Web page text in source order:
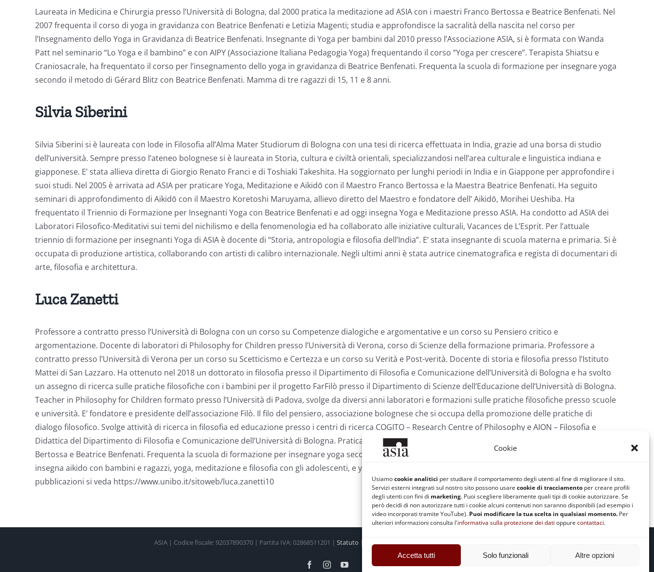
Cookie
Usiamocookie analitici per studiare il comportamento degli utenti al fine di migliorare il sito.
Servizi esterni integrati sul nostro sito possono usare cookie di tracciamento per creare profili
degli utenti con fini di marketing. Puoi scegliere liberamente quali tipi di cookie autorizzare. Se
però decidi di non autorizzare tutti i cookie alcuni contenuti non saranno disponibili (ad esempio i
video incorporati tramite YouTube). Puoi modificare la tua scelta in qualsiasi momento. Per
ulteriori informazioni consulta l'informativa sulla protezione dei dati oppure contattaci.
Accetta tutti Solo funzionali Altre opzioni
Laureata in Medicina e Chirurgia presso l’Università di Bologna, dal 2000 pratica la meditazione ad ASIA con i maestri Franco Bertossa e Beatrice Benfenati. Nel
2007 frequenta il corso di yoga in gravidanza con Beatrice Benfenati e Letizia Magenti; studia e approfondisce la sacralità della nascita nel corso per
l’Insegnamento dello Yoga in Gravidanza di Beatrice Benfenati. Insegnante di Yoga per bambini dal 2010 presso l’Associazione ASIA, si è formata con Wanda
Patt nel seminario “Lo Yoga e il bambino” e con AIPY (Associazione Italiana Pedagogia Yoga) frequentando il corso “Yoga per crescere”. Terapista Shiatsu e
Craniosacrale, ha frequentato il corso per l’insegnamento dello yoga in gravidanza di Beatrice Benfenati. Frequenta la scuola di formazione per insegnare yoga
secondo il metodo di Gérard Blitz con Beatrice Benfenati. Mamma di tre ragazzi di 15, 11 e 8 anni.
Silvia Siberini
Silvia Siberini si è laureata con lode in Filosofia all’Alma Mater Studiorum di Bologna con una tesi di ricerca effettuata in India, grazie ad una borsa di studio
dell’università. Sempre presso l’ateneo bolognese si è laureata in Storia, cultura e civiltà orientali, specializzandosi nell’area culturale e linguistica indiana e
giapponese. E’ stata allieva diretta di Giorgio Renato Franci e di Toshiaki Takeshita. Ha soggiornato per lunghi periodi in India e in Giappone per approfondire i
suoi studi. Nel 2005 è arrivata ad ASIA per praticare Yoga, Meditazione e Aikidō con il Maestro Franco Bertossa e la Maestra Beatrice Benfenati. Ha seguito
seminari di approfondimento di Aikidō con il Maestro Koretoshi Maruyama, allievo diretto del Maestro e fondatore dell’ Aikidō, Morihei Ueshiba. Ha
frequentato il Triennio di Formazione per Insegnanti Yoga con Beatrice Benfenati e ad oggi insegna Yoga e Meditazione presso ASIA. Ha condotto ad ASIA dei
Laboratori Filosofico-Meditativi sui temi del nichilismo e della fenomenologia ed ha collaborato alle iniziative culturali, Vacances de L’Esprit. Per l’attuale
triennio di formazione per insegnanti Yoga di ASIA è docente di “Storia, antropologia e filosofia dell’India”. E’ stata insegnante di scuola materna e primaria. Si è
occupata di produzione artistica, collaborando con artisti di calibro internazionale. Negli ultimi anni è stata autrice cinematografica e regista di documentari di
arte, filosofia e architettura.
Luca Zanetti
Professore a contratto presso l’Università di Bologna con un corso su Competenze dialogiche e argomentative e un corso su Pensiero critico e
argomentazione. Docente di laboratori di Philosophy for Children presso l’Università di Verona, corso di Scienze della formazione primaria. Professore a
contratto presso l’Università di Verona per un corso su Scetticismo e Certezza e un corso su Verità e Post-verità. Docente di storia e filosofia presso l’Istituto
Mattei di San Lazzaro. Ha ottenuto nel 2018 un dottorato in filosofia presso il Dipartimento di Filosofia e Comunicazione dell’Università di Bologna e ha svolto
un assegno di ricerca sulle pratiche filosofiche con i bambini per il progetto FarFilò presso il Dipartimento di Scienze dell’Educazione dell’Università di Bologna.
Teacher in Philosophy for Children formato presso l’Università di Padova, svolge da diversi anni laboratori e formazioni sulle pratiche filosofiche presso scuole
e università. E’ fondatore e presidente dell’associazione Filò. Il filo del pensiero, associazione bolognese che si occupa della promozione delle pratiche di
dialogo filosofico. Svolge attività di ricerca in filosofia ed educazione presso i centri di ricerca COGITO – Research Centre of Philosophy e AION – Filosofia e
Didattica del Dipartimento di Filosofia e Comunicazione dell’Università di Bologna. Pratica yoga, meditazione e ki-aikido ad ASIA dal 2014 con i maestri Franco
Bertossa e Beatrice Benfenati. Frequenta la scuola di formazione per insegnare yoga secondo il metodo di Gérard Blitz con Beatrice Benfenati. Presso ASIA
insegna aikido con bambini e ragazzi, yoga, meditazione e filosofia con gli adolescenti, e yoga e meditazione con gli adulti. Per il CV completo e l’elenco delle
pubblicazioni si veda https://www.unibo.it/sitoweb/luca.zanetti10
ASIA | Codice fiscale: 92037890370 | Partita IVA: 02868511201 | Statuto | Regolamento|Privacy e Cookie|
FacebookInstagramYouTube